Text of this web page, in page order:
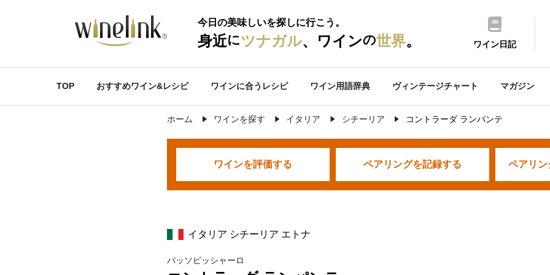
今日の美味しいを探しに行こう。
身近にツナガル、ワインの世界。 ワイン日記
TOP おすすめワイン&レシピ ワインに合うレシピ ワイン用語辞典 ヴィンテージチャート マガジン
ホーム ワインを探す イタリア シチーリア コントラーダ ランパンテ
ワインを評価する ペアリングを記録する ペアリン
イタリア シチーリア エトナ
パッソピッシャーロ